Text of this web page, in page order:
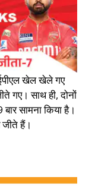
खेल खेले गए
गए। साथ ही, दोनों
बार सामना किया है।
हैं।